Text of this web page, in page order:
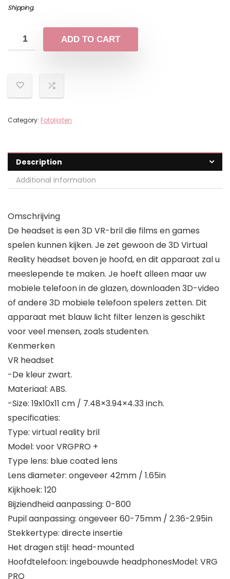
Shipping.
ADD TO CART
Category: Fotolijsten
Description
Additional information
Omschrijving
De headset is een 3D VR-bril die films en games
spelen kunnen kijken. Je zet gewoon de 3D Virtual
Reality headset boven je hoofd, en dit apparaat zal u
meeslepende te maken. Je hoeft alleen maar uw
mobiele telefoon in de glazen, downloaden 3D-video
of andere 3D mobiele telefoon spelers zetten. Dit
apparaat met blauw licht filter lenzen is geschikt
voor veel mensen, zoals studenten.
Kenmerken
VR headset
-De kleur zwart.
Materiaal: ABS.
-Size: 19x10x11 cm / 7.48×3.94×4.33 inch.
specificaties:
Type: virtual reality bril
Model: voor VRGPRO +
Type lens: blue coated lens
Lens diameter: ongeveer 42mm / 1.65in
Kijkhoek: 120
Bijziendheid aanpassing: 0-800
Pupil aanpassing: ongeveer 60-75mm / 2.36-2.95in
Stekkertype: directe insertie
Het dragen stijl: head-mounted
Hoofdtelefoon: ingebouwde headphonesModel: VRG
PRO